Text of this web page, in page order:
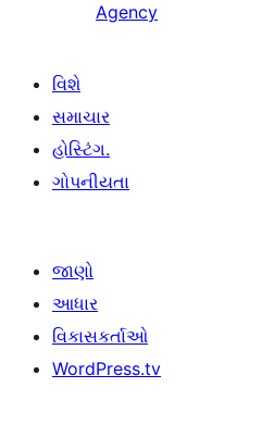
Agency
વિશે
સમાચાર
હોસ્ટિંગ.
ગોપનીયતા
જાણો
આધાર
વિકાસકર્તાઓ
WordPress.tv